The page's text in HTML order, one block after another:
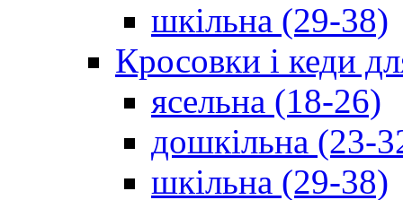
шкільна (29-38)
Кросовки і кеди
ясельна (18-26)
дошкільна (23-
шкільна (29-38)